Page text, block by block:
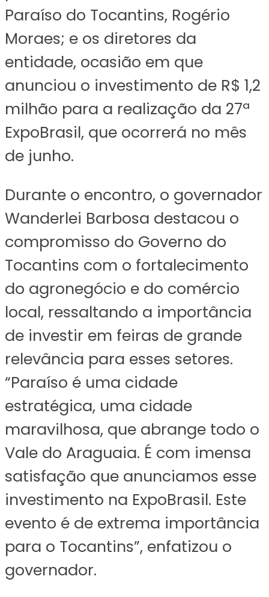
Paraíso do Tocantins, Rogério
Moraes; e os diretores da
entidade, ocasião em que
anunciou o investimento de R$ 1,2
milhão para a realização da 27ª
ExpoBrasil, que ocorrerá no mês
de junho.
Durante o encontro, o governador
Wanderlei Barbosa destacou o
compromisso do Governo do
Tocantins com o fortalecimento
do agronegócio e do comércio
local, ressaltando a importância
de investir em feiras de grande
relevância para esses setores.
“Paraíso é uma cidade
estratégica, uma cidade
maravilhosa, que abrange todo o
Vale do Araguaia. É com imensa
satisfação que anunciamos esse
investimento na ExpoBrasil. Este
evento é de extrema importância
para o Tocantins”, enfatizou o
governador.